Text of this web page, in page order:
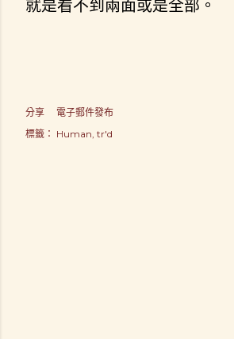
就是看不到兩面或是全部。
分享
電子郵件發布
標籤： Human tr'd